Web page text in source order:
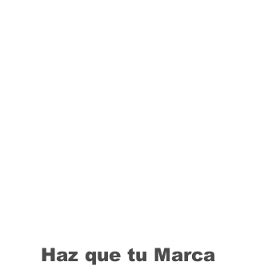
Haz que tu Marca